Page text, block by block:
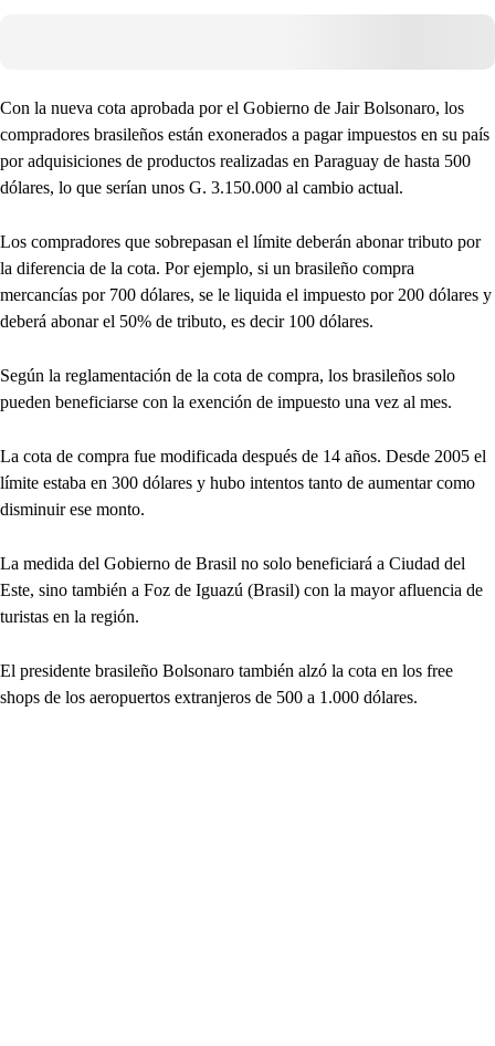
Con la nueva cota aprobada por el Gobierno de Jair Bolsonaro, los
compradores brasileños están exonerados a pagar impuestos en su país
por adquisiciones de productos realizadas en Paraguay de hasta 500
dólares, lo que serían unos G. 3.150.000 al cambio actual.
Los compradores que sobrepasan el límite deberán abonar tributo por
la diferencia de la cota. Por ejemplo, si un brasileño compra
mercancías por 700 dólares, se le liquida el impuesto por 200 dólares y
deberá abonar el 50% de tributo, es decir 100 dólares.
Según la reglamentación de la cota de compra, los brasileños solo
pueden beneficiarse con la exención de impuesto una vez al mes.
La cota de compra fue modificada después de 14 años. Desde 2005 el
límite estaba en 300 dólares y hubo intentos tanto de aumentar como
disminuir ese monto.
La medida del Gobierno de Brasil no solo beneficiará a Ciudad del
Este, sino también a Foz de Iguazú (Brasil) con la mayor afluencia de
turistas en la región.
El presidente brasileño Bolsonaro también alzó la cota en los free
shops de los aeropuertos extranjeros de 500 a 1.000 dólares.